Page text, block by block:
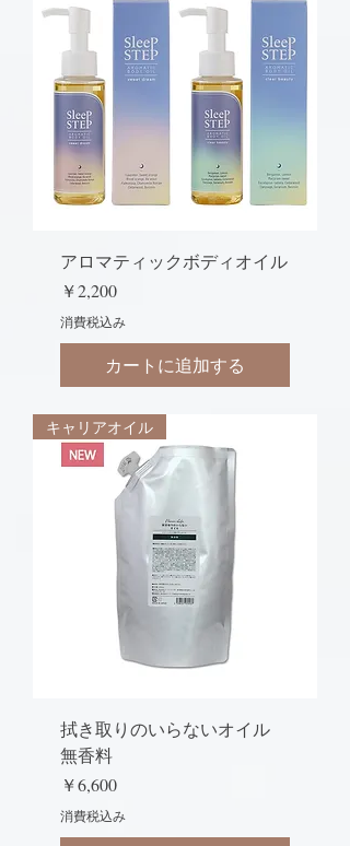
アロマティックボディオイル
価格
￥2,200
消費税込み
カートに追加する
キャリアオイル
拭き取りのいらないオイル
無香料
価格
￥6,600
消費税込み